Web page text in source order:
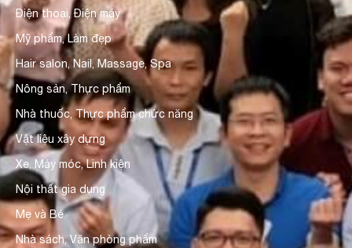
Điện thoại, Điện máy
Mỹ phẩm, Làm đẹp
Hair salon, Nail, Massage, Spa
Nông sản, Thực phẩm
Nhà thuốc, Thực phẩm chức năng
Vật liệu xây dựng
Xe, Máy móc, Linh kiện
Nội thất gia dụng
Mẹ và Bé
Nhà sách, Văn phòng phẩm